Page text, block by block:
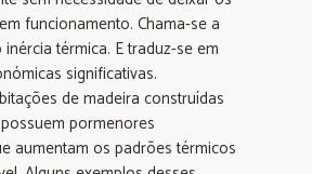
funcionamento. Chama-se a
térmica. E traduz-se em
significativas.
de madeira construídas
pormenores
aumentam os padrões térmicos